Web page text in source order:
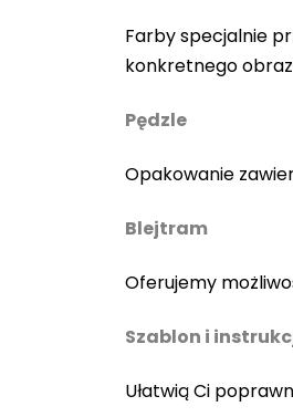
Farby specjalnie
konkretnego
Pędzle
Opakowanie
Blejtram
Oferujemy
Szablon i
Ułatwią Ci